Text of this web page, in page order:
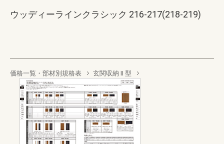
ウッディーラインクラシック 216-217(218-219)
価格一覧・部材別規格表 玄関収納 II 型